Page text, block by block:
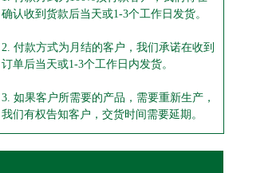
确认收到货款后当天或1-3个工作日发货。
2. 付款方式为月结的客户，我们承诺在收到
订单后当天或1-3个工作日内发货。
3. 如果客户所需要的产品，需要重新生产，
我们有权告知客户，交货时间需要延期。